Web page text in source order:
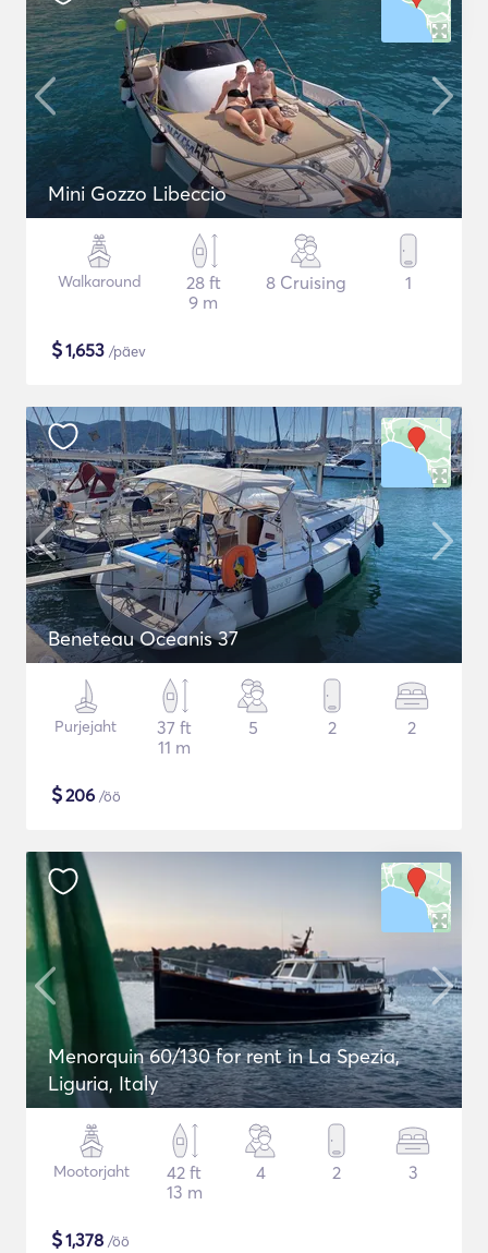
Mini Gozzo Libeccio
Walkaround
28 ft
9 m
8 Cruising 1
$1,653 /päev
Beneteau Oceanis 37
Purjejaht
37 ft
11 m
5 2 2
$206 /öö
Menorquin 60/130 for rent in La Spezia,
Liguria, Italy
Mootorjaht
42 ft
13 m
4 2 3
$1,378 /öö